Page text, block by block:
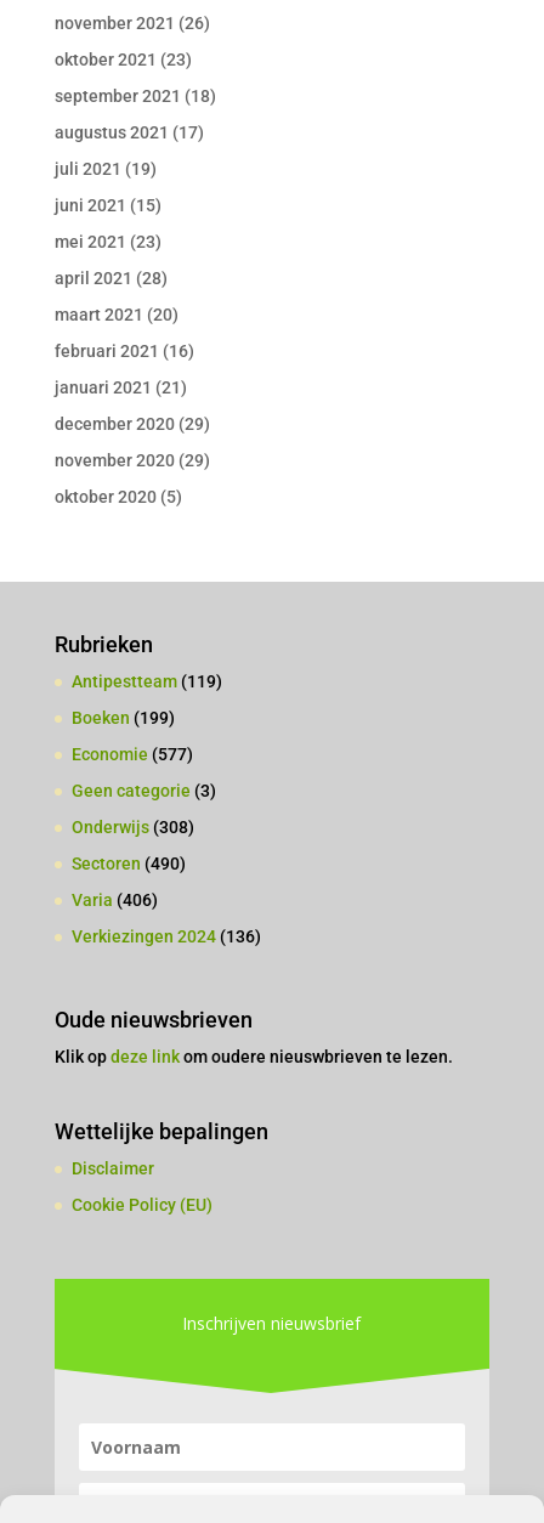
november 2021 (26)
oktober 2021 (23)
september 2021 (18)
augustus 2021 (17)
juli 2021 (19)
juni 2021 (15)
mei 2021 (23)
april 2021 (28)
maart 2021 (20)
februari 2021 (16)
januari 2021 (21)
december 2020(29)
november 2020(29)
oktober 2020(5)
Rubrieken
Antipestteam(119)
Boeken (199)
Economie (577)
Geen categorie (3)
Onderwijs(308)
Sectoren (490)
Varia (406)
Verkiezingen 2024(136)
Oude nieuwsbrieven
Klik opdeze linkom oudere nieuswbrieven te lezen.
Wettelijke bepalingen
Disclaimer
Cookie Policy (EU)
Inschrijven nieuwsbrief